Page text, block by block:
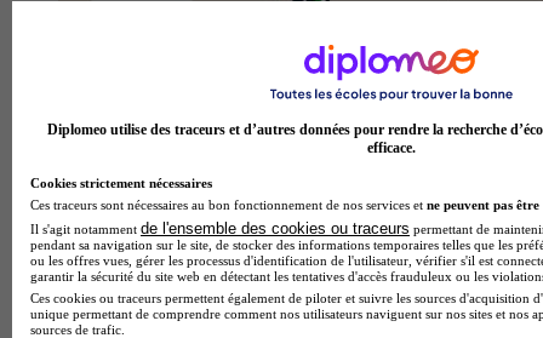
Parcoursup : puis-je changer d’avis après avoir accepté une
formation ?
Diplomeo utilise des traceurs et d’autres données pour rendre la recherche
efficace.
Cookies strictement nécessaires
Ces traceurs sont nécessaires au bon fonctionnement de nos services et ne peuvent pas être
Il s'agit notamment de l'ensemble des cookies ou traceurs permettant de
pendant sa navigation sur le site, de stocker des informations temporaires telles que les
ou les offres vues, gérer les processus d'identification de l'utilisateur, vérifier s'il est
garantir la sécurité du site web en détectant les tentatives d'accès frauduleux ou les
Ces cookies ou traceurs permettent également de piloter et suivre les sources d'acquisition
unique permettant de comprendre comment nos utilisateurs naviguent sur nos sites et nos
sources de trafic.